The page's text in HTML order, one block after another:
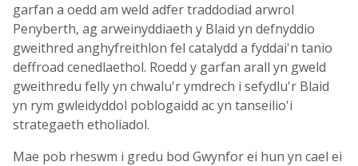
garfan a oedd am weld adfer traddodiad arwrol
Penyberth, ag arweinyddiaeth y Blaid yn defnyddio
gweithred anghyfreithlon fel catalydd a fyddai'n tanio
deffroad cenedlaethol. Roedd y garfan arall yn gweld
gweithredu felly yn chwalu'r ymdrech i sefydlu'r Blaid
yn rym gwleidyddol poblogaidd ac yn tanseilio'i
strategaeth etholiadol.
Mae pob rheswm i gredu bod Gwynfor ei hun yn cael ei